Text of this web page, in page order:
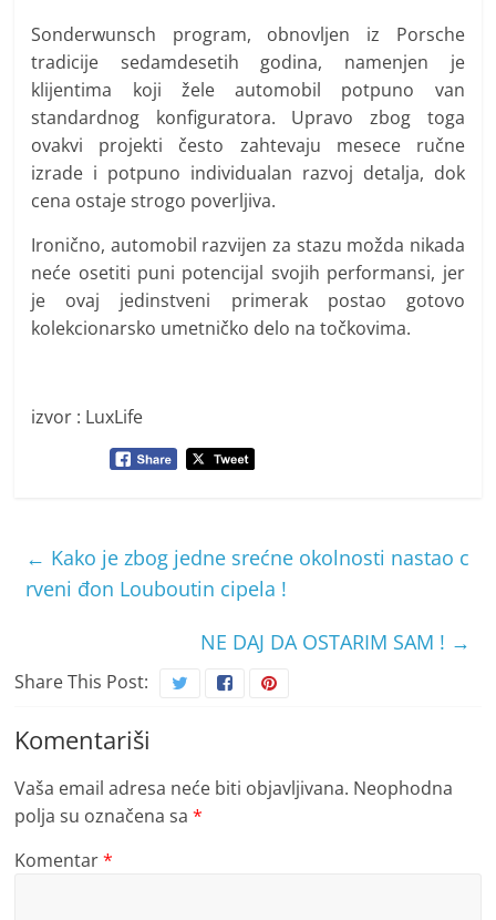
Sonderwunsch program, obnovljen iz Porsche
tradicije sedamdesetih godina, namenjen je
klijentima koji žele automobil potpuno van
standardnog konfiguratora. Upravo zbog toga
ovakvi projekti često zahtevaju mesece ručne
izrade i potpuno individualan razvoj detalja, dok
cena ostaje strogo poverljiva.
Ironično, automobil razvijen za stazu možda nikada
neće osetiti puni potencijal svojih performansi, jer
je ovaj jedinstveni primerak postao gotovo
kolekcionarsko umetničko delo na točkovima.
izvor : LuxLife
← Kako je zbog jedne srećne okolnosti nastao c
rveni đon Louboutin cipela !
NE DAJ DA OSTARIM SAM ! →
Share This Post:
Komentariši
Vaša email adresa neće biti objavljivana. Neophodna
polja su označena sa*
Komentar*